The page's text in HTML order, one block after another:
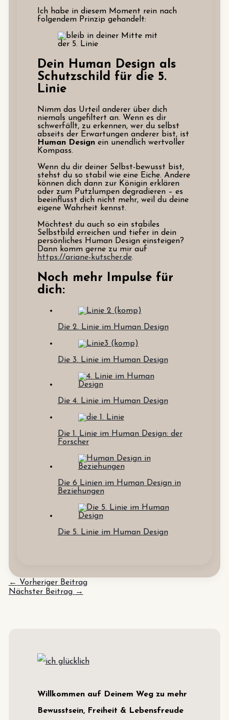
Ich habe in diesem Moment rein nach
folgendem Prinzip gehandelt:
Dein Human Design als
Schutzschild für die 5.
Linie
Nimm das Urteil anderer über dich
niemals ungefiltert an. Wenn es dir
schwerfällt, zu erkennen, wer du selbst
abseits der Erwartungen anderer bist, ist
Human Designein unendlich wertvoller
Kompass.
Wenn du dir deiner Selbst-bewusst bist,
stehst du so stabil wie eine Eiche. Andere
können dich dann zur Königin erklären
oder zum Putzlumpen degradieren – es
beeinflusst dich nicht mehr, weil du deine
eigene Wahrheit kennst.
Möchtest du auch so ein stabiles
Selbstbild erreichen und tiefer in dein
persönliches Human Design einsteigen?
Dann komm gerne zu mir auf
https://ariane-kutscher.de.
Noch mehr Impulse für
dich:
Die 2. Linie im Human Design
Die 3. Linie im Human Design
Die 4. Linie im Human Design
Die 1. Linie im Human Design: der
Forscher
Die 6 Linien im Human Design in
Beziehungen
Die 5. Linie im Human Design
← Vorheriger Beitrag
Nächster Beitrag →
Willkommen auf Deinem Weg zu mehr
Bewusstsein, Freiheit & Lebensfreude